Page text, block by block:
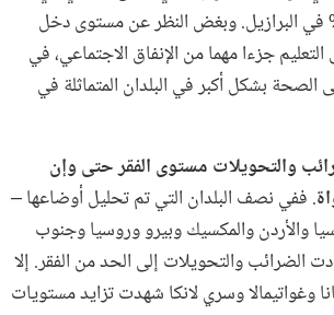
إلى 25.3% في البرازيل. وبغض النظر عن مستوى دخل
التعليم جزءا مهما من الإنفاق الاجتماعي، في
الصحة بشكل أكبر في البلدان المتماثلة في
والتحويلات مستوى الفقر حتى وإن
. ففي نصف البلدان التي تم تحليل أوضاعها –
والأردن والمكسيك وبيرو وروسيا وجنوب
الضرائب والتحويلات إلى الحد من الفقر. إلا
وغواتيمالا وسري لانكا شهدت تزايد مستويات